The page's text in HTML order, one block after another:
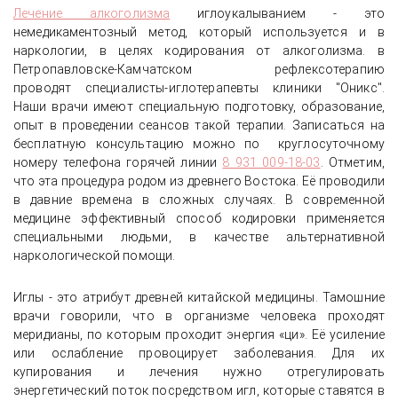
Лечение алкоголизма иглоукалыванием - это
немедикаментозный метод, который используется и в
наркологии, в целях кодирования от алкоголизма. в
Петропавловске-Камчатском рефлексотерапию
проводят специалисты-иглотерапевты клиники "Оникс".
Наши врачи имеют специальную подготовку, образование,
опыт в проведении сеансов такой терапии. Записаться на
бесплатную консультацию можно по круглосуточному
номеру телефона горячей линии 8 931 009-18-03 . Отметим,
что эта процедура родом из древнего Востока. Её проводили
в давние времена в сложных случаях. В современной
медицине эффективный способ кодировки применяется
специальными людьми, в качестве альтернативной
наркологической помощи.
Иглы - это атрибут древней китайской медицины. Тамошние
врачи говорили, что в организме человека проходят
меридианы, по которым проходит энергия «ци». Её усиление
или ослабление провоцирует заболевания. Для их
купирования и лечения нужно отрегулировать
энергетический поток посредством игл, которые ставятся в